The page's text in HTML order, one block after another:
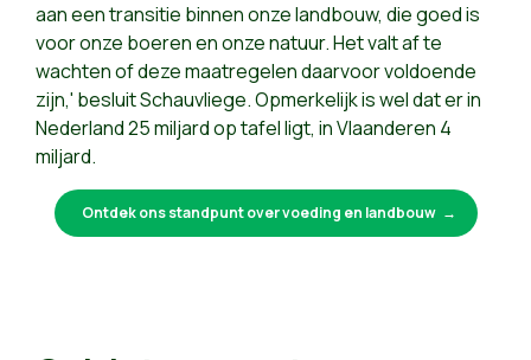
aan een transitie binnen onze landbouw, die goed is
voor onze boeren en onze natuur. Het valt af te
wachten of deze maatregelen daarvoor voldoende
zijn,' besluit Schauvliege. Opmerkelijk is wel dat er in
Nederland 25 miljard op tafel ligt, in Vlaanderen 4
miljard.
Ontdek ons standpunt over voeding en landbouw